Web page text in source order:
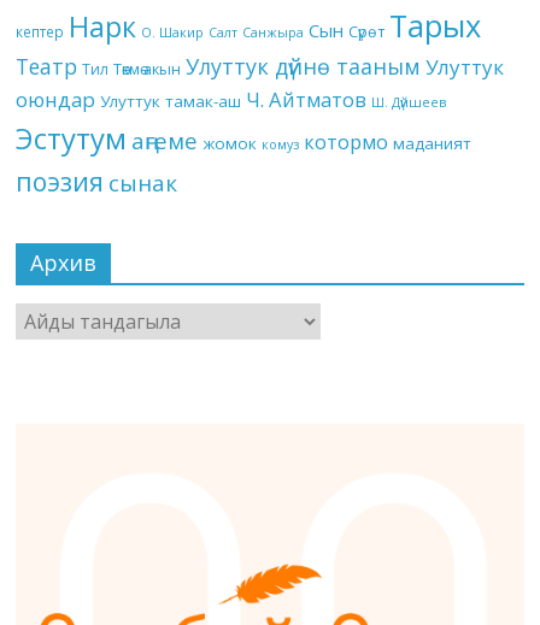
кептер Нарк О. Шакир Салт Санжыра Сын Сүрөт Тарых
Театр Тил Төкмө акын Улуттук дүйнө тааным Улуттук
оюндар Улуттук тамак-аш Ч. Айтматов Ш. Дүйшеев
Эстутум аңгеме жомок комуз котормо маданият
поэзия сынак
Архив
Архив